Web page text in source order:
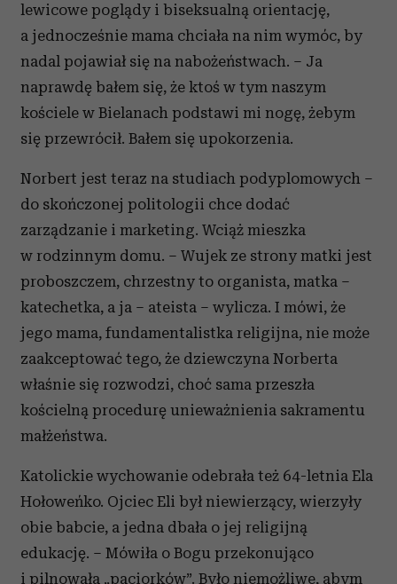
lewicowe poglądy i biseksualną orientację,
a jednocześnie mama chciała na nim wymóc, by
nadal pojawiał się na nabożeństwach. – Ja
naprawdę bałem się, że ktoś w tym naszym
kościele w Bielanach podstawi mi nogę, żebym
się przewrócił. Bałem się upokorzenia.
Norbert jest teraz na studiach podyplomowych –
do skończonej politologii chce dodać
zarządzanie i marketing. Wciąż mieszka
w rodzinnym domu. – Wujek ze strony matki jest
proboszczem, chrzestny to organista, matka –
katechetka, a ja – ateista – wylicza. I mówi, że
jego mama, fundamentalistka religijna, nie może
zaakceptować tego, że dziewczyna Norberta
właśnie się rozwodzi, choć sama przeszła
kościelną procedurę unieważnienia sakramentu
małżeństwa.
Katolickie wychowanie odebrała też 64-letnia Ela
Hołoweńko. Ojciec Eli był niewierzący, wierzyły
obie babcie, a jedna dbała o jej religijną
edukację. – Mówiła o Bogu przekonująco
i pilnowała „paciorków”. Było niemożliwe, abym